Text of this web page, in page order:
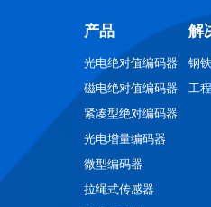
产品
光电绝对值编码器
磁电绝对值编码器
紧凑型绝对编码器
光电增量编码器
微型编码器
拉绳式传感器
解
钢
工